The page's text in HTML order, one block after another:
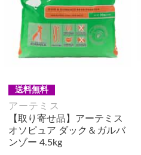
送料無料
アーテミス
【取り寄せ品】アーテミス
オソピュア ダック＆ガルバ
ンゾー 4.5kg